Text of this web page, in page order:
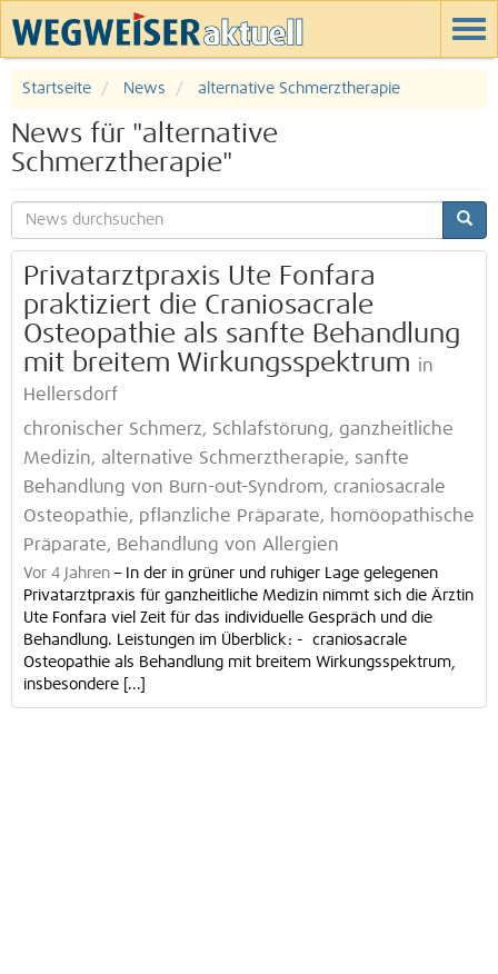
Startseite News alternative Schmerztherapie
News für "alternative
Schmerztherapie"
Privatarztpraxis Ute Fonfara
praktiziert die Craniosacrale
Osteopathie als sanfte Behandlung
mit breitem Wirkungsspektrum in
Hellersdorf
chronischer Schmerz, Schlafstörung, ganzheitliche
Medizin, alternative Schmerztherapie, sanfte
Behandlung von Burn-out-Syndrom, craniosacrale
Osteopathie, pflanzliche Präparate, homöopathische
Präparate, Behandlung von Allergien
Vor 4 Jahren – In der in grüner und ruhiger Lage gelegenen
Privatarztpraxis für ganzheitliche Medizin nimmt sich die Ärztin
Ute Fonfara viel Zeit für das individuelle Gespräch und die
Behandlung. Leistungen im Überblick: - craniosacrale
Osteopathie als Behandlung mit breitem Wirkungsspektrum,
insbesondere [...]